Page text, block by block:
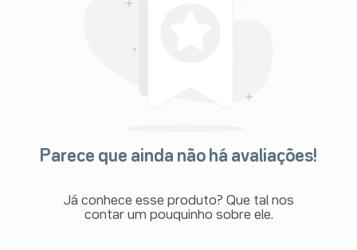
Parece que ainda não há avaliações!
Já conhece esse produto? Que tal nos
contar um pouquinho sobre ele.